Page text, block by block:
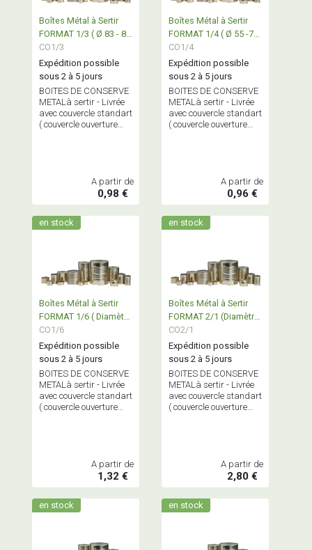
Boîtes Métal à Sertir
FORMAT 1/3 ( Ø 83 - 86
- 100)
CO1/3
Expédition possible
sous 2 à 5 jours
BOITES DE CONSERVE
METALà sertir - Livrée
avec couvercle standart
( couvercle ouverture
A partir de
0,98 €
Boîtes Métal à Sertir
FORMAT 1/4 ( Ø 55 -73
- 83 - 86 )
CO1/4
Expédition possible
sous 2 à 5 jours
BOITES DE CONSERVE
METALà sertir - Livrée
avec couvercle standart
( couvercle ouverture
A partir de
0,96 €
en stock
Boîtes Métal à Sertir
FORMAT 1/6 ( Diamètre
73)
CO1/6
Expédition possible
sous 2 à 5 jours
BOITES DE CONSERVE
METALà sertir - Livrée
avec couvercle standart
( couvercle ouverture
A partir de
1,32 €
en stock
Boîtes Métal à Sertir
FORMAT 2/1 (Diamètre
100 - 153 )
CO2/1
Expédition possible
sous 2 à 5 jours
BOITES DE CONSERVE
METALà sertir - Livrée
avec couvercle standart
( couvercle ouverture
A partir de
2,80 €
en stock en stock